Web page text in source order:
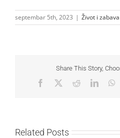
septembar 5th, 2023 | Život i zabava
Share This Story,
Facebook Reddit
Related Posts